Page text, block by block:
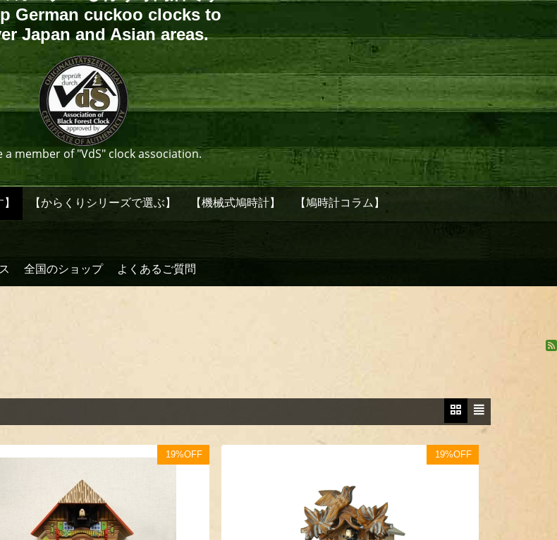
German cuckoo clocks to
Japan and Asian areas.
a member of "VdS" clock association.
【からくりシリーズで選ぶ】 【機械式鳩時計】 【鳩時計コラム】
全国のショップ よくあるご質問
19%OFF 19%OFF